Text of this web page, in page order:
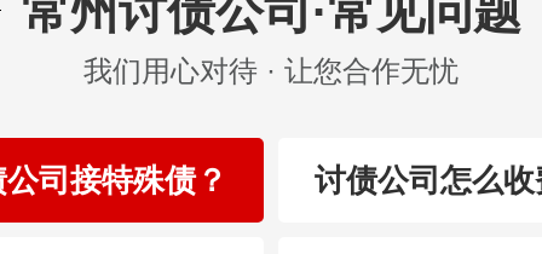
常州讨债公司·常见问题
我们用心对待 · 让您合作无忧
司接特殊债？ 讨债公司怎么